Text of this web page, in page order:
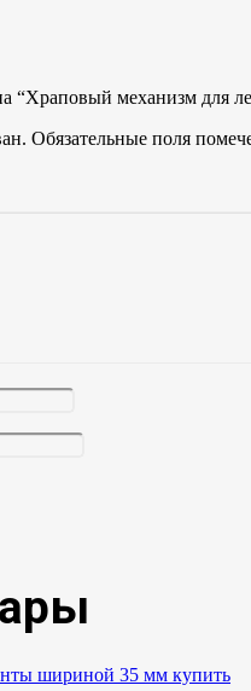
“Храповый механизм
Обязательные поля